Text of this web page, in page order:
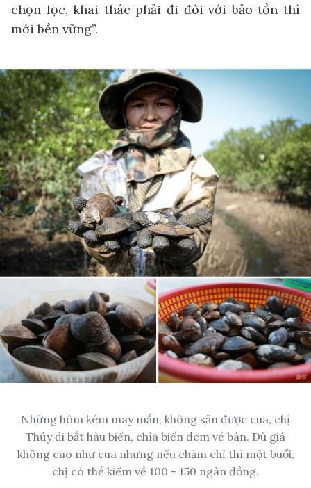
chọn lọc, khai thác phải đi đôi với bảo tồn thì
mới bền vững”.
Những hôm kém may mắn, không săn được cua, chị
Thủy đi bắt hàu biển, chìa biển đem về bán. Dù giá
không cao như cua nhưng nếu chăm chỉ thì một buổi,
chị có thể kiếm về 100 - 150 ngàn đồng.